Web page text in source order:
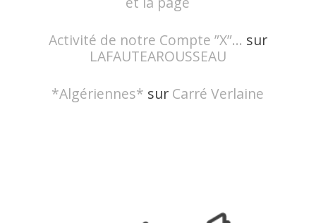
Activité de notre Compte ”X”... sur
LAFAUTEAROUSSEAU
*Algériennes* sur Carré Verlaine